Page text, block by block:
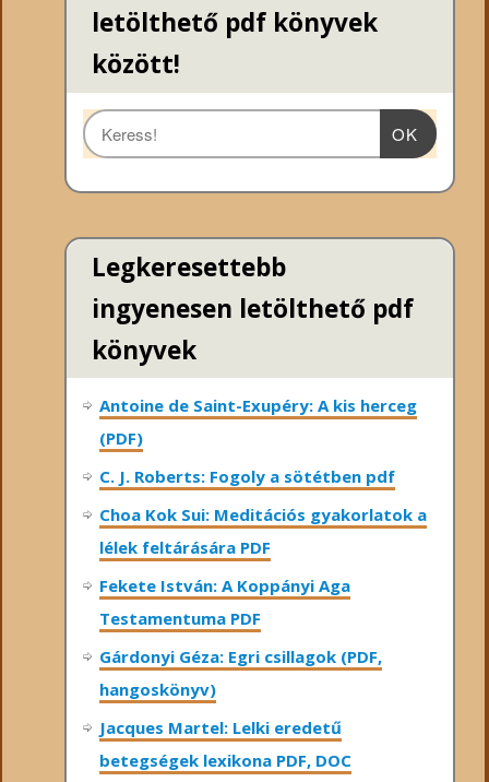
letölthető pdf könyvek
között!
OK
Legkeresettebb
ingyenesen letölthető pdf
könyvek
Antoine de Saint-Exupéry: A kis herceg
(PDF)
C. J. Roberts: Fogoly a sötétben pdf
Choa Kok Sui: Meditációs gyakorlatok a
lélek feltárására PDF
Fekete István: A Koppányi Aga
Testamentuma PDF
Gárdonyi Géza: Egri csillagok (PDF,
hangoskönyv)
Jacques Martel: Lelki eredetű
betegségek lexikona PDF, DOC